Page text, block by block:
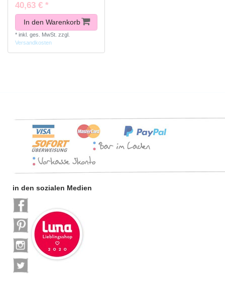
40,63 € *
In den Warenkorb
* inkl. ges. MwSt. zzgl.
Versandkosten
in den sozialen Medien